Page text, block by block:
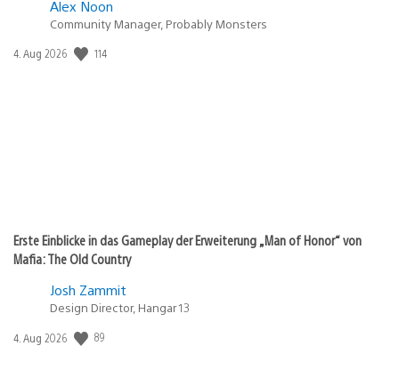
Alex Noon
Community Manager, Probably Monsters
Veröffentlichungsdatum:
4. Aug 2026 114
Erste Einblicke in das Gameplay der Erweiterung „Man of Honor“ von
Mafia: The Old Country
Josh Zammit
Design Director, Hangar 13
Veröffentlichungsdatum:
4. Aug 2026 89